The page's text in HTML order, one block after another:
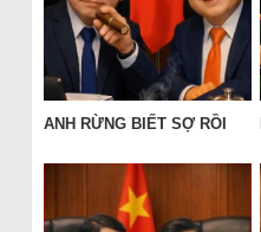
ANH RỪNG BIẾT SỢ RỒI